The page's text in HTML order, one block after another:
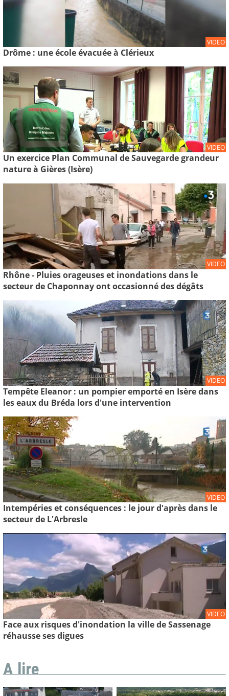
VIDEO
Drôme : une école évacuée à Clérieux
VIDEO
Un exercice Plan Communal de Sauvegarde grandeur
nature à Gières (Isère)
VIDEO
Rhône - Pluies orageuses et inondations dans le
secteur de Chaponnay ont occasionné des dégâts
VIDEO
Tempête Eleanor : un pompier emporté en Isère dans
les eaux du Bréda lors d'une intervention
VIDEO
Intempéries et conséquences : le jour d'après dans le
secteur de L'Arbresle
VIDEO
Face aux risques d'inondation la ville de Sassenage
réhausse ses digues
A lire